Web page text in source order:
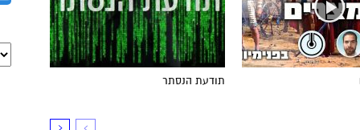
תודעת הנסתר